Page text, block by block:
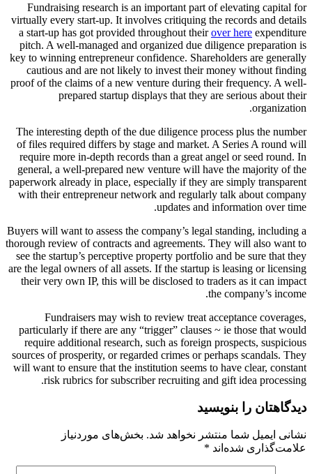
Fundraising research is an important part of elevating capital for
virtually every start-up. It involves critiquing the records and details
a start-up has got provided throughout theirover here expenditure
pitch. A well-managed and organized due diligence preparation is
key to winning entrepreneur confidence. Shareholders are generally
cautious and are not likely to invest their money without finding
proof of the claims of a new venture during their frequency. A well-
prepared startup displays that they are serious about their
organization.
The interesting depth of the due diligence process plus the number
of files required differs by stage and market. A Series A round will
require more in-depth records than a great angel or seed round. In
general, a well-prepared new venture will have the majority of the
paperwork already in place, especially if they are simply transparent
with their entrepreneur network and regularly talk about company
updates and information over time.
Buyers will want to assess the company’s legal standing, including a
thorough review of contracts and agreements. They will also want to
see the startup’s perceptive property portfolio and be sure that they
are the legal owners of all assets. If the startup is leasing or licensing
their very own IP, this will be disclosed to traders as it can impact
the company’s income.
Fundraisers may wish to review treat acceptance coverages,
particularly if there are any “trigger” clauses ~ ie those that would
require additional research, such as foreign prospects, suspicious
sources of prosperity, or regarded crimes or perhaps scandals. They
will want to ensure that the institution seems to have clear, constant
risk rubrics for subscriber recruiting and gift idea processing.
دیدگاهتان را بنویسید
نشانی ایمیل شما منتشر نخواهد شد. بخش‌های موردنیاز
علامت‌گذاری شده‌اند *